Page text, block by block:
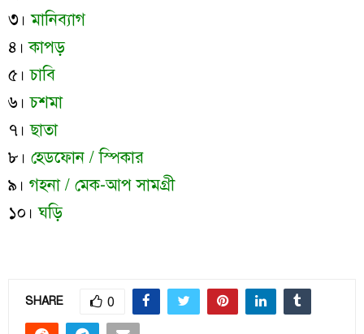
৩।মানিব্যাগ
৪।কাপড়
৫।চাবি
৬।চশমা
৭।ছাতা
৮। হেডফোন / স্পিকার
৯। গহনা / মেক-আপ সামগ্রী
১০।ঘড়ি
SHARE 0